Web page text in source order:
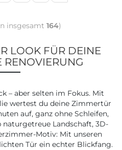
insgesamt 164)
LOOK FÜR DEINE
RENOVIERUNG
– aber selten im Fokus. Mit
wertest du deine Zimmertür
auf, ganz ohne Schleifen,
naturgetreue Landschaft, 3D-
Motiv: Mit unseren
Tür ein echter Blickfang.